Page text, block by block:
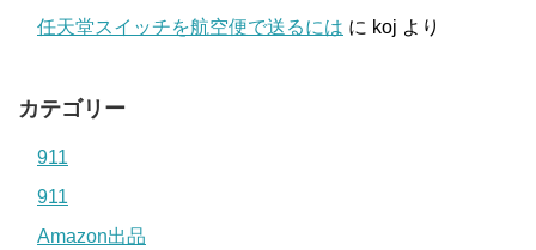
任天堂スイッチを航空便で送るには に koj より
カテゴリー
911
911
Amazon出品